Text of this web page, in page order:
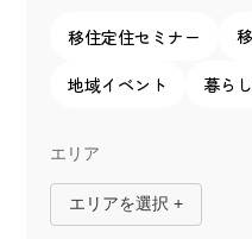
移住定住セミナー
地域イベント 暮ら
エリア
エリアを選択 +